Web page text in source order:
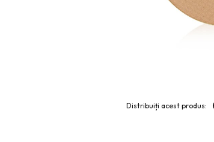
Distribuiți acest produs: